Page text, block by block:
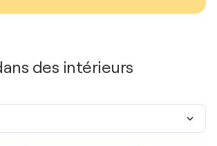
des intérieurs